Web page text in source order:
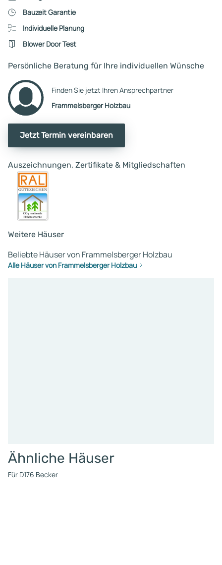
Bauzeit Garantie
Individuelle Planung
Blower Door Test
Persönliche Beratung für Ihre individuellen Wünsche
Finden Sie jetzt Ihren Ansprechpartner
Frammelsberger Holzbau
Jetzt Termin vereinbaren
Auszeichnungen, Zertifikate & Mitgliedschaften
Weitere Häuser
Beliebte Häuser von Frammelsberger Holzbau
Alle Häuser von Frammelsberger Holzbau
Ähnliche Häuser
Für D176 Becker